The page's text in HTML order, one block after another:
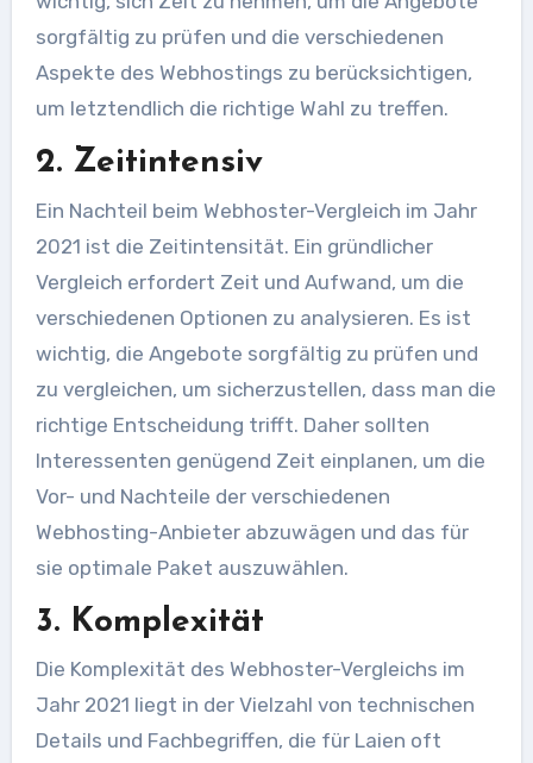
sorgfältig zu prüfen und die verschiedenen
Aspekte des Webhostings zu berücksichtigen,
um letztendlich die richtige Wahl zu treffen.
2. Zeitintensiv
Ein Nachteil beim Webhoster-Vergleich im Jahr
2021 ist die Zeitintensität. Ein gründlicher
Vergleich erfordert Zeit und Aufwand, um die
verschiedenen Optionen zu analysieren. Es ist
wichtig, die Angebote sorgfältig zu prüfen und
zu vergleichen, um sicherzustellen, dass man die
richtige Entscheidung trifft. Daher sollten
Interessenten genügend Zeit einplanen, um die
Vor- und Nachteile der verschiedenen
Webhosting-Anbieter abzuwägen und das für
sie optimale Paket auszuwählen.
3. Komplexität
Die Komplexität des Webhoster-Vergleichs im
Jahr 2021 liegt in der Vielzahl von technischen
Details und Fachbegriffen, die für Laien oft